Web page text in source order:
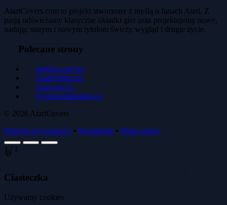
AtariCovers.com to projekt stworzony z myślą o fanach Atari. Z
pasją odświeżamy klasyczne okładki gier oraz projektujemy nowe,
nadając starym i nowym tytułom świeży wygląd i drugie życie.
Polecane strony
atariteca.net.pe
AtariOnline.pl
Atari.org.pl
Systemembedded.eu
© 2026 AtariCovers
Polityka prywatności • Regulamin • Mapa strony
1/ 1
🍪
Ciasteczka
Używamy cookies